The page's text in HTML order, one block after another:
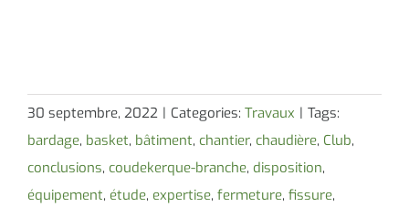
30 septembre, 2022 | Categories: Travaux | Tags:
bardage, basket, bâtiment, chantier, chaudière, Club,
conclusions, coudekerque-branche, disposition,
équipement, étude, expertise, fermeture, fissure,